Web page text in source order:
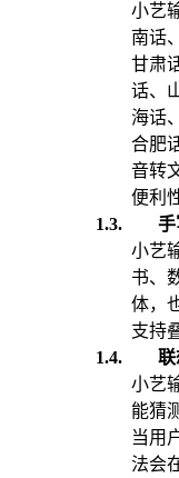
小艺
南话
甘肃
话、
海话
合肥
音转
便利
1.3.
小艺
书、
体，
支持
1.4.
小艺
能猜
当用
法会